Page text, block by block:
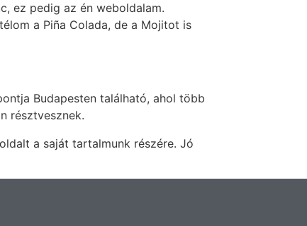
ez pedig az én weboldalam.
a Piña Colada, de a Mojitot is
Budapesten található, ahol több
résztvesznek.
a saját tartalmunk részére. Jó